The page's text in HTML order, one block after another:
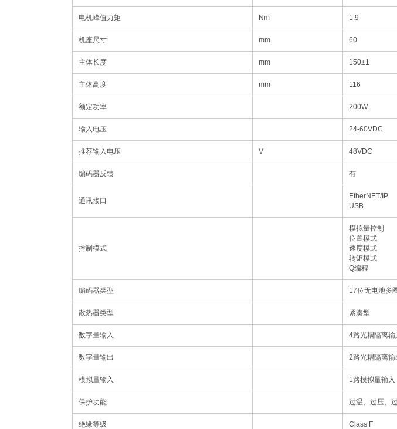
电机峰值力矩 Nm 1.9
机座尺寸 mm 60
主体长度 mm 150±1
主体高度 mm 116
额定功率 200W
输入电压 24-60VDC
推荐输入电压 V 48VDC
编码器反馈 有
通讯接口
EtherNET/IP
USB
控制模式
模拟量控制
位置模式
速度模式
转矩模式
Q编程
编码器类型 17位无电池多
散热器类型 紧凑型
数字量输入 4路光耦隔离输
数字量输出 2路光耦隔离输
模拟量输入 1路模拟量输入
保护功能 过温、过压、
绝缘等级 Class F